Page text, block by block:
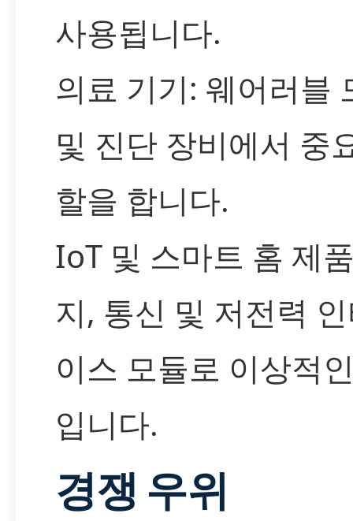
사용됩니다.
의료 기기: 웨어러블
및 진단 장비에서 중
할을 합니다.
IoT 및 스마트 홈 제
지, 통신 및 저전력
이스 모듈로 이상적
입니다.
경쟁 우위